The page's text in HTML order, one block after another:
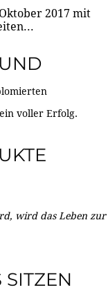
2017 mit
voller Erfolg.
wird das Leben zur
SITZEN